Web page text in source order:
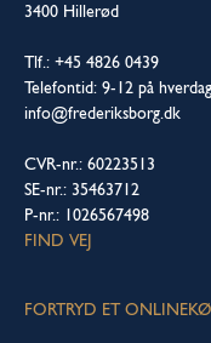
3400 Hillerød
Tlf.: +45 4826 0439
Telefontid: 9-12 på
info@frederiksborg.dk
CVR-nr.: 60223513
SE-nr.: 35463712
P-nr.: 1026567498
FIND VEJ
FORTRYD ET